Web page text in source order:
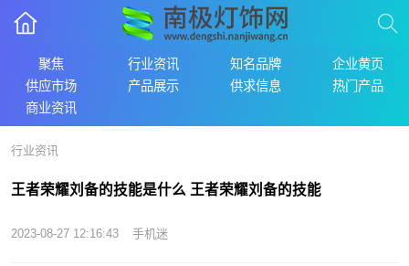
聚焦 行业资讯 知名品牌
企业黄页
供应市场
产品展示 供求信息
热门产品
商业资讯
行业资讯
王者荣耀刘备的技能是什么 王者荣耀刘备的技能
2023-08-27 12:16:43 手机迷